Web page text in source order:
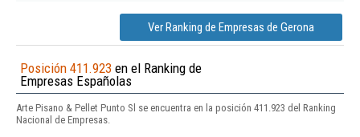
Ver Ranking de Empresas de Gerona
Posición 411.923 en el Ranking de
Empresas Españolas
Arte Pisano & Pellet Punto Sl se encuentra en la posición 411.923 del Ranking
Nacional de Empresas.